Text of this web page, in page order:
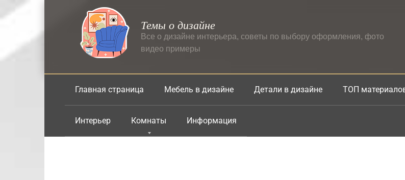
Перейти
к
Темы о дизайне
Все о дизайне интерьера, советы по выбору оформления, фото
видео примеры
Главная страница Мебель в дизайне Детали в дизайне ТОП
Интерьер Комнаты Информация